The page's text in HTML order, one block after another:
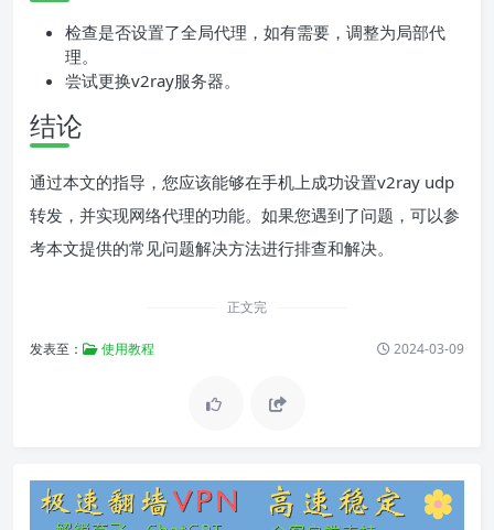
检查是否设置了全局代理，如有需要，调整为局部代
理。
尝试更换v2ray服务器。
结论
通过本文的指导，您应该能够在手机上成功设置v2ray udp
转发，并实现网络代理的功能。如果您遇到了问题，可以参
考本文提供的常见问题解决方法进行排查和解决。
正文完
发表至： 使用教程 2024-03-09